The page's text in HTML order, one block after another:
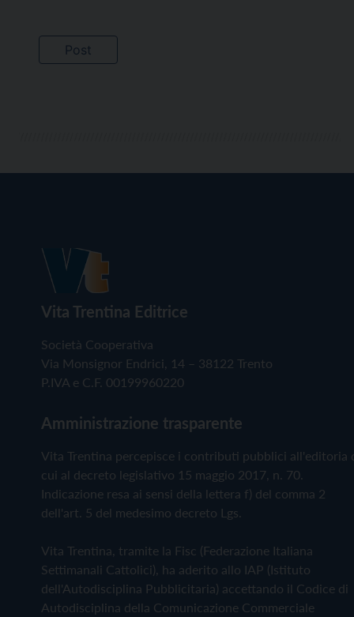
Vita Trentina Editrice
Società Cooperativa
Via Monsignor Endrici, 14 – 38122 Trento
P.IVA e C.F. 00199960220
Amministrazione trasparente
Vita Trentina percepisce i contributi pubblici all'editoria
cui al decreto legislativo 15 maggio 2017, n. 70.
Indicazione resa ai sensi della lettera f) del comma 2
dell'art. 5 del medesimo decreto Lgs.
Vita Trentina, tramite la Fisc (Federazione Italiana
Settimanali Cattolici), ha aderito allo IAP (Istituto
dell'Autodisciplina Pubblicitaria) accettando il Codice di
Autodisciplina della Comunicazione Commerciale